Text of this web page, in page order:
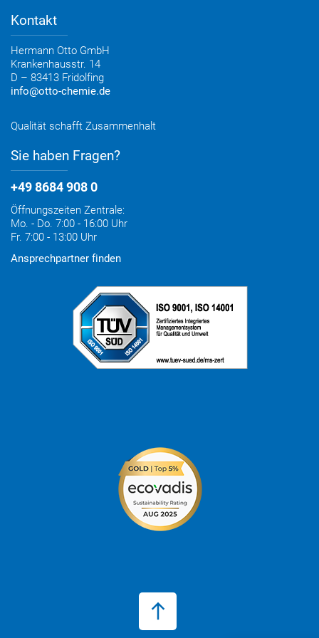
Medienportal
Elektronischer Rechnungsversand
Entsorgung & Verpackungsrücknahme
Kontakt
Hermann Otto GmbH
Krankenhausstr. 14
D – 83413 Fridolfing
info@otto-chemie.de
Qualität schafft Zusammenhalt
Sie haben Fragen?
+49 8684 908 0
Öffnungszeiten Zentrale:
Mo. - Do. 7:00 - 16:00 Uhr
Fr. 7:00 - 13:00 Uhr
Ansprechpartner finden